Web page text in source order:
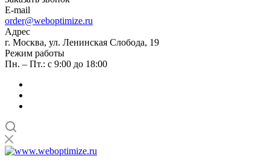
E-mail
order@weboptimize.ru
Адрес
г. Москва, ул. Ленинская Слобода, 19
Режим работы
Пн. – Пт.: с 9:00 до 18:00